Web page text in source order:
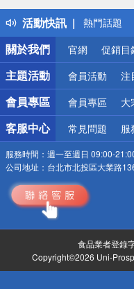
活動快訊
得獎公告
熱門話題
銀行優惠
偏遠地區配
詐騙網頁
關於我們
官網 促銷目
主題活動 會員活動 注
會員專區 會員專區 大
客服中心 常見問題 服
服務時間： 週一至週日 09:00-
公司地址： 台北市北投區大業路
食品業者登錄
Copyright©2026 Uni-